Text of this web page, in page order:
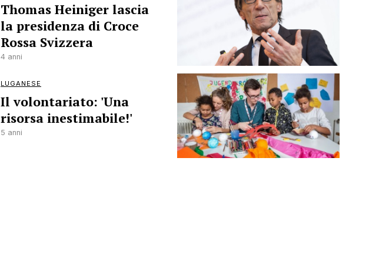
Thomas Heiniger lascia
la presidenza di Croce
Rossa Svizzera
4 anni
LUGANESE
Il volontariato: 'Una
risorsa inestimabile!'
5 anni